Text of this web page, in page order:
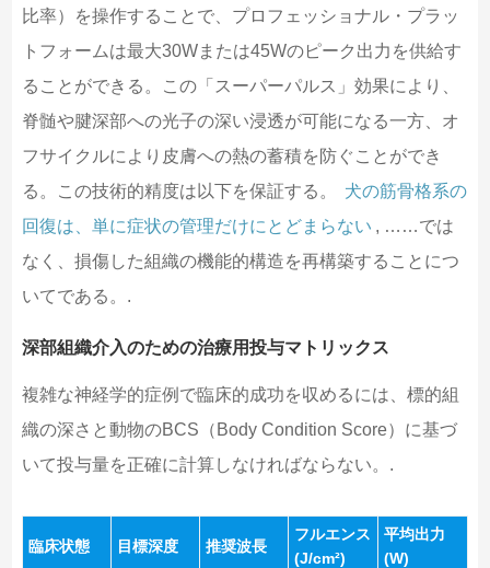
比率）を操作することで、プロフェッショナル・プラッ
トフォームは最大30Wまたは45Wのピーク出力を供給す
ることができる。この「スーパーパルス」効果により、
脊髄や腱深部への光子の深い浸透が可能になる一方、オ
フサイクルにより皮膚への熱の蓄積を防ぐことができ
る。この技術的精度は以下を保証する。
犬の筋骨格系の
回復は、単に症状の管理だけにとどまらない , ……では
なく、損傷した組織の機能的構造を再構築することにつ
いてである。.
深部組織介入のための治療用投与マトリックス
複雑な神経学的症例で臨床的成功を収めるには、標的組
織の深さと動物のBCS（Body Condition Score）に基づ
いて投与量を正確に計算しなければならない。.
臨床状態 目標深度 推奨波長
フルエンス
(J/cm²)
平均出力
(W)